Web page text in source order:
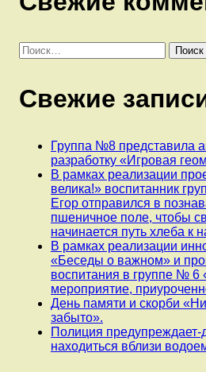
Найти:
Свежие
Группа №8 представила
разработку «Игровая
В рамках реализации
велика!» воспитанник
Егор отправился в
пшеничное поле, чтобы
начинается путь хлеба к
В рамках реализации
«Беседы о важном» и
воспитания в группе №
мероприятие,
День памяти и скорби
забыто».
Полиция
находиться вблизи